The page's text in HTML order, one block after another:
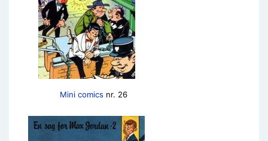
Mini comics nr. 26